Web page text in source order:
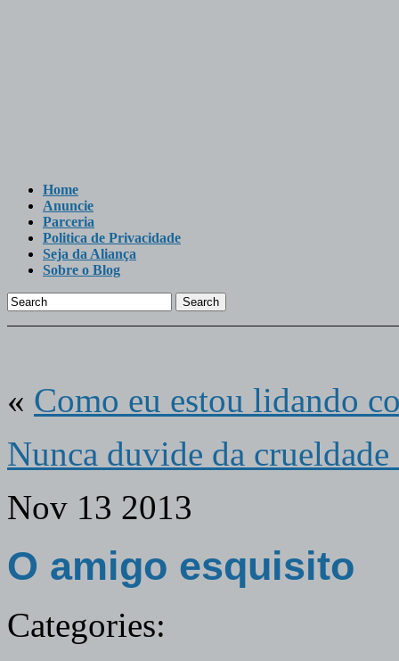
Home
Anuncie
Parceria
Politica de Privacidade
Seja da Aliança
Sobre o Blog
Search
« Como eu estou lidando
Nunca duvide da
Nov 13 2013
O amigo esquisito
Categories: